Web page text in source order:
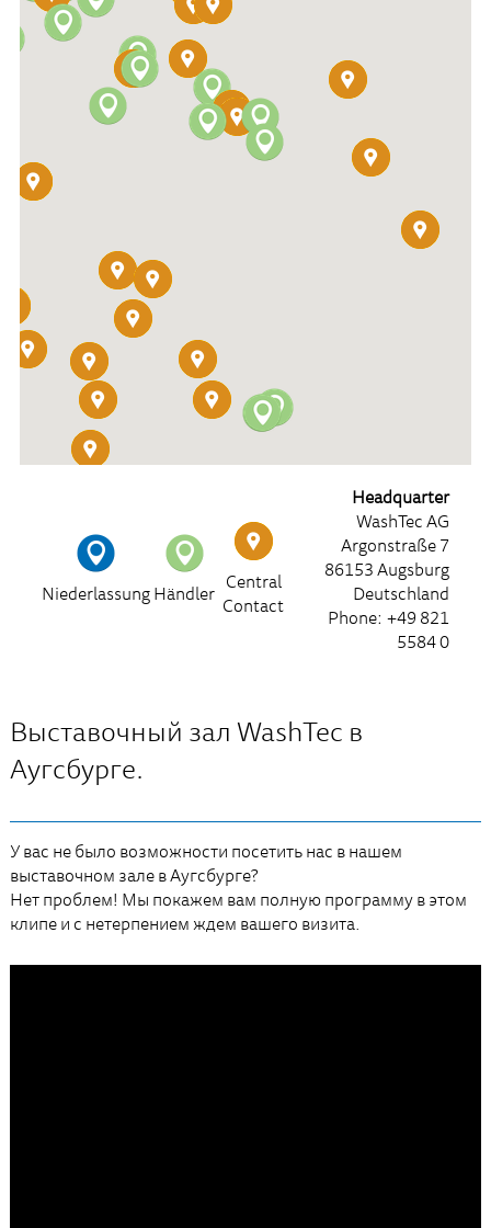
Niederlassung Händler
Central
Contact
Headquarter
WashTec AG
Argonstraße 7
86153 Augsburg
Deutschland
Phone: +49 821
5584 0
Выставочный зал WashTec в
Аугсбурге.
У вас не было возможности посетить нас в нашем
выставочном зале в Аугсбурге?
Нет проблем! Мы покажем вам полную программу в этом
клипе и с нетерпением ждем вашего визита.